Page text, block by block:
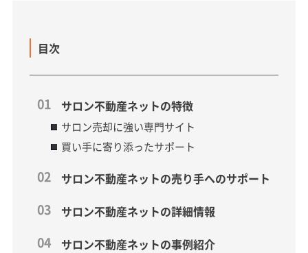
目次
サロン不動産ネットの特徴
サロン売却に強い専門サイト
買い手に寄り添ったサポート
サロン不動産ネットの売り手へのサポート
サロン不動産ネットの詳細情報
サロン不動産ネットの事例紹介